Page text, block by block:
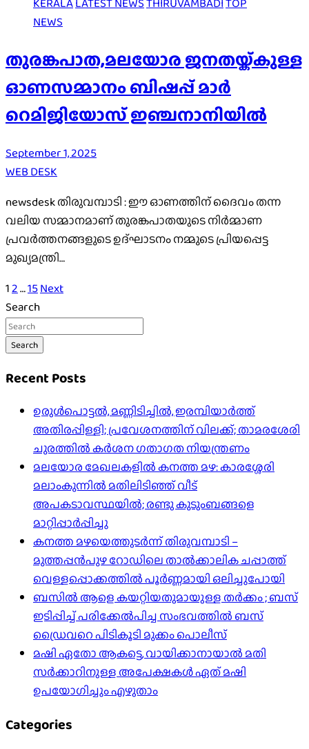
NEWS
തുരങ്കപാത,മലയോര ജനതയ്ക്കുള്ള
ഓണസമ്മാനം ബിഷപ്പ് മാർ
റെമിജിയോസ് ഇഞ്ചനാനിയിൽ
September 1, 2025
WEB DESK
newsdesk തിരുവമ്പാടി : ഈ ഓണത്തിന് ദൈവം തന്ന
വലിയ സമ്മാനമാണ് തുരങ്കപാതയുടെ നിർമ്മാണ
പ്രവർത്തനങ്ങളുടെ ഉദ്ഘാടനം നമ്മുടെ പ്രിയപ്പെട്ട
മുഖ്യമന്ത്രി…
Posts
pagination
12…15Next
Search
Search
Recent Posts
ഉരുൾപൊട്ടൽ, മണ്ണിടിച്ചിൽ, ഇരമ്പിയാര്‍ത്ത്
അതിരപ്പിള്ളി; പ്രവേശനത്തിന് വിലക്ക്; താമരശേരി
ചുരത്തില്‍ കര്‍ശന ഗതാഗത നിയന്ത്രണം
മലയോര മേഖലകളിൽ കനത്ത മഴ: കാരശ്ശേരി
മലാംകുന്നിൽ മതിലിടിഞ്ഞ് വീട്
അപകടാവസ്ഥയിൽ; രണ്ടു കുടുംബങ്ങളെ
മാറ്റിപ്പാർപ്പിച്ചു
കനത്ത മഴയെത്തുടർന്ന് തിരുവമ്പാടി –
മുത്തപ്പൻപുഴ റോഡിലെ താൽക്കാലിക ചപ്പാത്ത്
വെള്ളപ്പൊക്കത്തിൽ പൂർണ്ണമായി ഒലിച്ചുപോയി
ബസിൽ ആളെ കയറ്റിയതുമായുള്ള തർക്കം ; ബസ്
ഇടിപ്പിച്ച് പരിക്കേൽപിച്ച സംഭവത്തിൽ ബസ്
ഡ്രൈവറെ പിടികൂടി മുക്കം പൊലീസ്
മഷി ഏതോ ആകട്ടെ, വായിക്കാനായാൽ മതി​
സർക്കാറിനുള്ള അപേക്ഷകൾ ഏത് മഷി
ഉപയോഗിച്ചും എഴുതാം
Categories